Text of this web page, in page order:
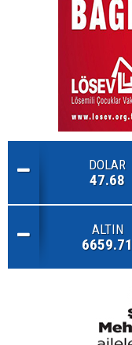
DOLAR
47.68
ALTIN
6659.71